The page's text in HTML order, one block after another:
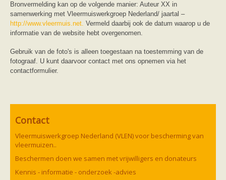
Bronvermelding kan op de volgende manier: Auteur XX in
samenwerking met Vleermuiswerkgroep Nederland/ jaartal –
http://www.vleermuis.net. Vermeld daarbij ook de datum waarop u de
informatie van de website hebt overgenomen.
Gebruik van de foto's is alleen toegestaan na toestemming van de
fotograaf. U kunt daarvoor contact met ons opnemen via het
contactformulier.
Contact
Vleermuiswerkgroep Nederland (VLEN) voor bescherming van
vleermuizen..
Beschermen doen we samen met vrijwilligers en donateurs
Kennis - informatie - onderzoek -advies